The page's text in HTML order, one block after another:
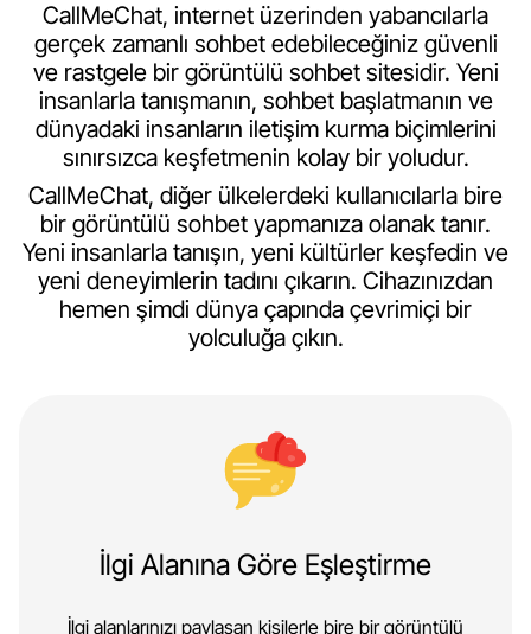
CallMeChat, internet üzerinden yabancılarla
gerçek zamanlı sohbet edebileceğiniz güvenli
ve rastgele bir görüntülü sohbet sitesidir. Yeni
insanlarla tanışmanın, sohbet başlatmanın ve
dünyadaki insanların iletişim kurma biçimlerini
sınırsızca keşfetmenin kolay bir yoludur.
CallMeChat, diğer ülkelerdeki kullanıcılarla bire
bir görüntülü sohbet yapmanıza olanak tanır.
Yeni insanlarla tanışın, yeni kültürler keşfedin ve
yeni deneyimlerin tadını çıkarın. Cihazınızdan
hemen şimdi dünya çapında çevrimiçi bir
yolculuğa çıkın.
İlgi Alanına Göre Eşleştirme
İlgi alanlarınızı paylaşan kişilerle bire bir görüntülü